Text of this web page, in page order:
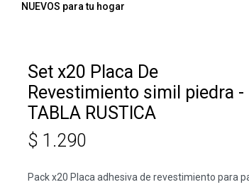
NUEVOS para tu hogar
Set x20 Placa De
Revestimiento simil piedra -
TABLA RUSTICA
$ 1.290
Pack x20 Placa adhesiva de revestimiento para